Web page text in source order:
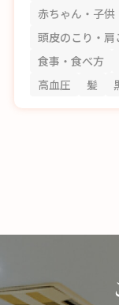
赤ちゃん・子供
頭皮のこり・肩
食事・食べ方
高血圧
髪